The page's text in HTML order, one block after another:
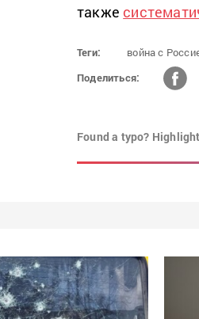
также
Теги: война с
Поделиться:
Found a typo?